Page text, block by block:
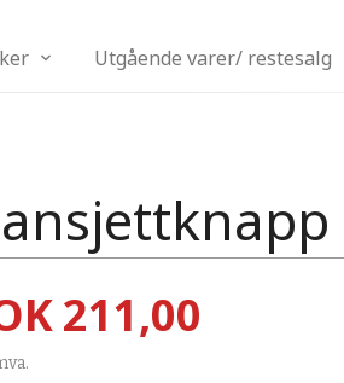
Utgående varer/ restesalg
211,00